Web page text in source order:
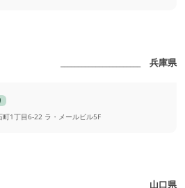
_______________________ 兵庫県
1丁目6-22 ラ・メールビル5F
_______________________ 山口県